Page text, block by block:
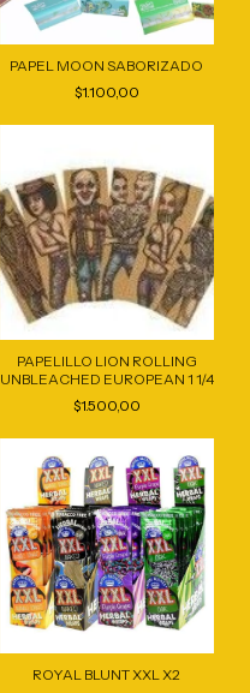
PAPEL MOON SABORIZADO
$1.100,00
PAPELILLO LION ROLLING
UNBLEACHED EUROPEAN 1 1/4
$1.500,00
ROYAL BLUNT XXL X2